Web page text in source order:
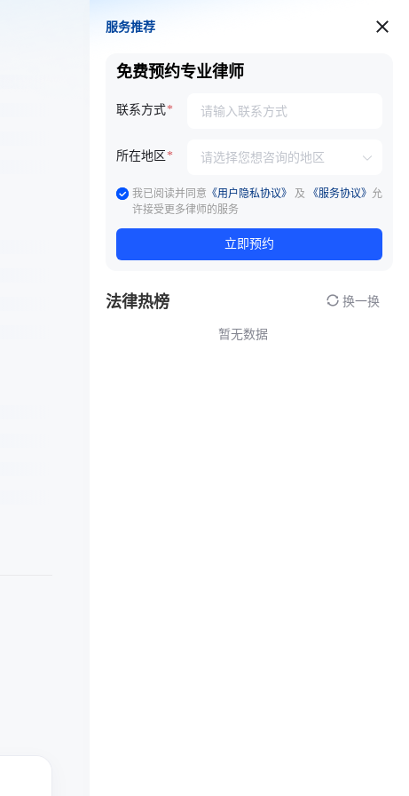
服务推荐
服务推荐
免费预约专业律师
联系方式
所在地区
我已阅读并同意 《用户隐私协议》 及 《服务协议》 允
许接受更多律师的服务
立即预约
法律热榜 换一换
暂无数据